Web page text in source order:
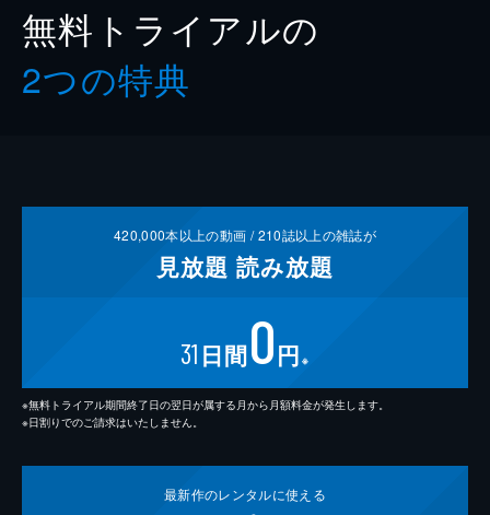
無料トライアルの
2つの特典
420,000本以上の動画 /210誌以上の雑誌が
見放題 読み放題
31 日間0円 ※
※無料トライアル期間終了日の翌日が属する月から月額料金が発生します。
※日割りでのご請求はいたしません。
最新作のレンタルに使える